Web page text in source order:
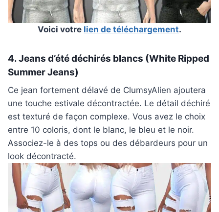
Voici votre lien de téléchargement.
4. Jeans d’été déchirés blancs (White Ripped
Summer Jeans)
Ce jean fortement délavé de ClumsyAlien ajoutera
une touche estivale décontractée. Le détail déchiré
est texturé de façon complexe. Vous avez le choix
entre 10 coloris, dont le blanc, le bleu et le noir.
Associez-le à des tops ou des débardeurs pour un
look décontracté.